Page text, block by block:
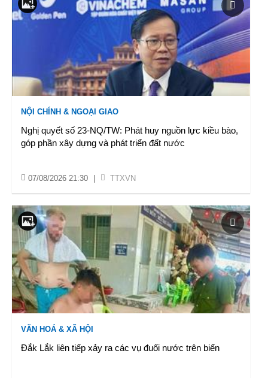
NỘI CHÍNH & NGOẠI GIAO
Nghị quyết số 23-NQ/TW: Phát huy nguồn lực kiều bào,
góp phần xây dựng và phát triển đất nước
07/08/2026 21:30 TTXVN
VĂN HOÁ & XÃ HỘI
Đắk Lắk liên tiếp xảy ra các vụ đuối nước trên biển